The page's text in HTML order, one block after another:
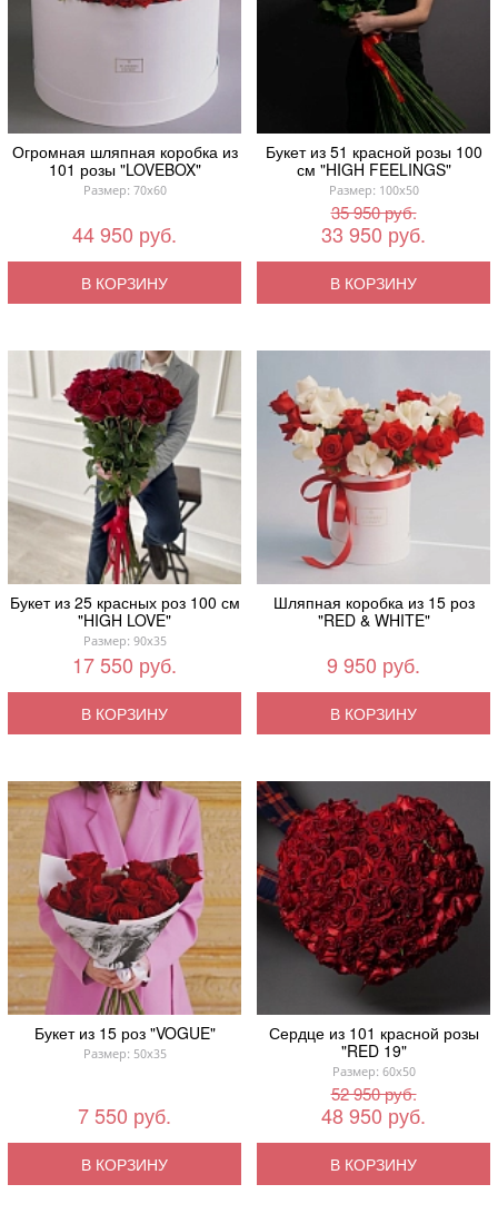
Огромная шляпная коробка из
101 розы "LOVEBOX"
Размер: 70x60
44 950 руб.
В КОРЗИНУ
Букет из 51 красной розы 100
см "HIGH FEELINGS"
Размер: 100x50
35 950 руб.
33 950 руб.
В КОРЗИНУ
Букет из 25 красных роз 100 см
"HIGH LOVE"
Размер: 90x35
17 550 руб.
В КОРЗИНУ
Шляпная коробка из 15 роз
"RED & WHITE"
9 950 руб.
В КОРЗИНУ
Букет из 15 роз "VOGUE"
Размер: 50x35
7 550 руб.
В КОРЗИНУ
Сердце из 101 красной розы
"RED 19"
Размер: 60x50
52 950 руб.
48 950 руб.
В КОРЗИНУ